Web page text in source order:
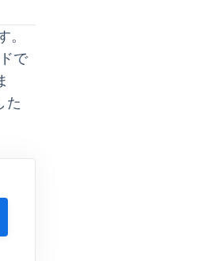
。
で
た